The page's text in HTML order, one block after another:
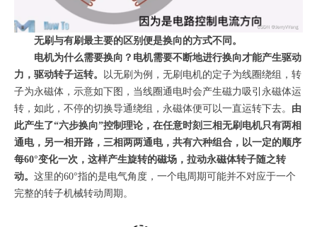
无刷与有刷最主要的区别便是换向的方式不同。
电机为什么需要换向？电机需要不断地进行换向才能产生驱动
力，驱动转子运转。
以无刷为例，无刷电机的定子为线圈绕组，转
子为永磁体，示意如下图，当线圈通电时会产生磁力吸引永磁体运
转，如此，不停的切换导通绕组，永磁体便可以一直运转下去。 由
此产生了“六步换向”控制理论，在任意时刻三相无刷电机只有两相
通电，另一相开路，三相两两通电，共有六种组合，以一定的顺序
每60°变化一次，这样产生旋转的磁场，拉动永磁体转子随之转
动。 这里的60°指的是电气角度，一个电周期可能并不对应于一个
完整的转子机械转动周期。